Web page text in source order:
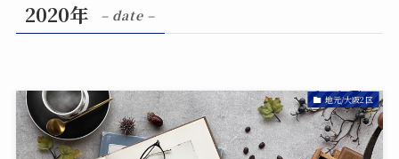
2020年 – date –
地元/大阪2区